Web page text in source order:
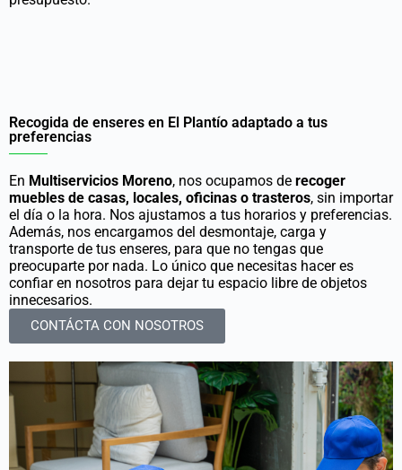
Recogida de enseres en El Plantío adaptado a tus
preferencias
En Multiservicios Moreno, nos ocupamos de recoger
muebles de casas, locales, oficinas o trasteros, sin importar
el día o la hora. Nos ajustamos a tus horarios y preferencias.
Además, nos encargamos del desmontaje, carga y
transporte de tus enseres, para que no tengas que
preocuparte por nada. Lo único que necesitas hacer es
confiar en nosotros para dejar tu espacio libre de objetos
innecesarios.
CONTÁCTA CON NOSOTROS